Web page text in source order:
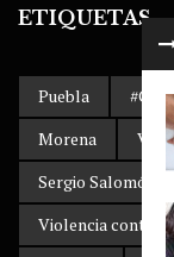
ETIQUETAS
Puebla
Morena
Sergio Salomón
Violencia contra